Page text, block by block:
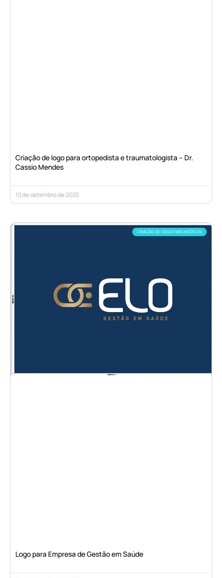
Criação de logo para ortopedista e traumatologista – Dr.
Cassio Mendes
10 de setembro de 2025
CRIAÇÃO DE LOGO PARA MÉDICOS
Logo para Empresa de Gestão em Saúde